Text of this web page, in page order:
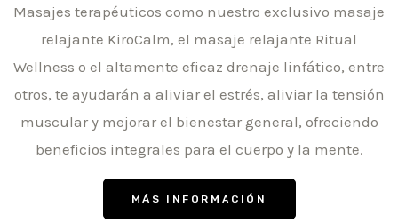
Masajes terapéuticos como nuestro exclusivo masaje
relajante KiroCalm, el masaje relajante Ritual
Wellness o el altamente eficaz drenaje linfático, entre
otros, te ayudarán a aliviar el estrés, aliviar la tensión
muscular y mejorar el bienestar general, ofreciendo
beneficios integrales para el cuerpo y la mente.
MÁS INFORMACIÓN